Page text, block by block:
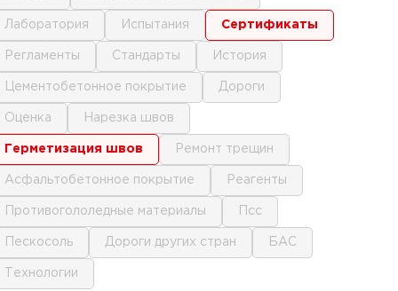
лаборатория испытания сертификаты
регламенты стандарты история
цементобетонное покрытие дороги
оценка нарезка швов
герметизация швов ремонт трещин
асфальтобетонное покрытие реагенты
противогололедные материалы псс
пескосоль дороги других стран БАС
технологии